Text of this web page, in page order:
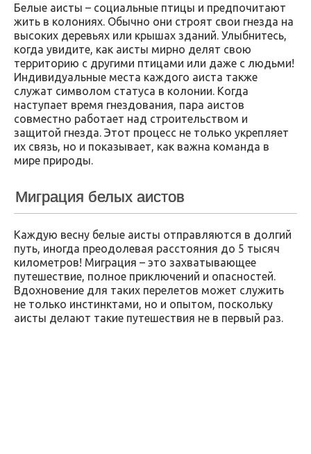
Белые аисты – социальные птицы и предпочитают
жить в колониях. Обычно они строят свои гнезда на
высоких деревьях или крышах зданий. Улыбнитесь,
когда увидите, как аисты мирно делят свою
территорию с другими птицами или даже с людьми!
Индивидуальные места каждого аиста также
служат символом статуса в колонии. Когда
наступает время гнездования, пара аистов
совместно работает над строительством и
защитой гнезда. Этот процесс не только укрепляет
их связь, но и показывает, как важна команда в
мире природы.
Миграция белых аистов
Каждую весну белые аисты отправляются в долгий
путь, иногда преодолевая расстояния до 5 тысяч
километров! Миграция – это захватывающее
путешествие, полное приключений и опасностей.
Вдохновение для таких перелетов может служить
не только инстинктами, но и опытом, поскольку
аисты делают такие путешествия не в первый раз.